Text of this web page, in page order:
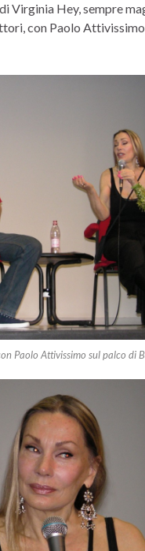
Virginia Hey, sempre
con Paolo
Paolo Attivissimo sul palco di